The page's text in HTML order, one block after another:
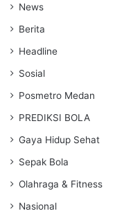
News
Berita
Headline
Sosial
Posmetro Medan
PREDIKSI BOLA
Gaya Hidup Sehat
Sepak Bola
Olahraga & Fitness
Nasional